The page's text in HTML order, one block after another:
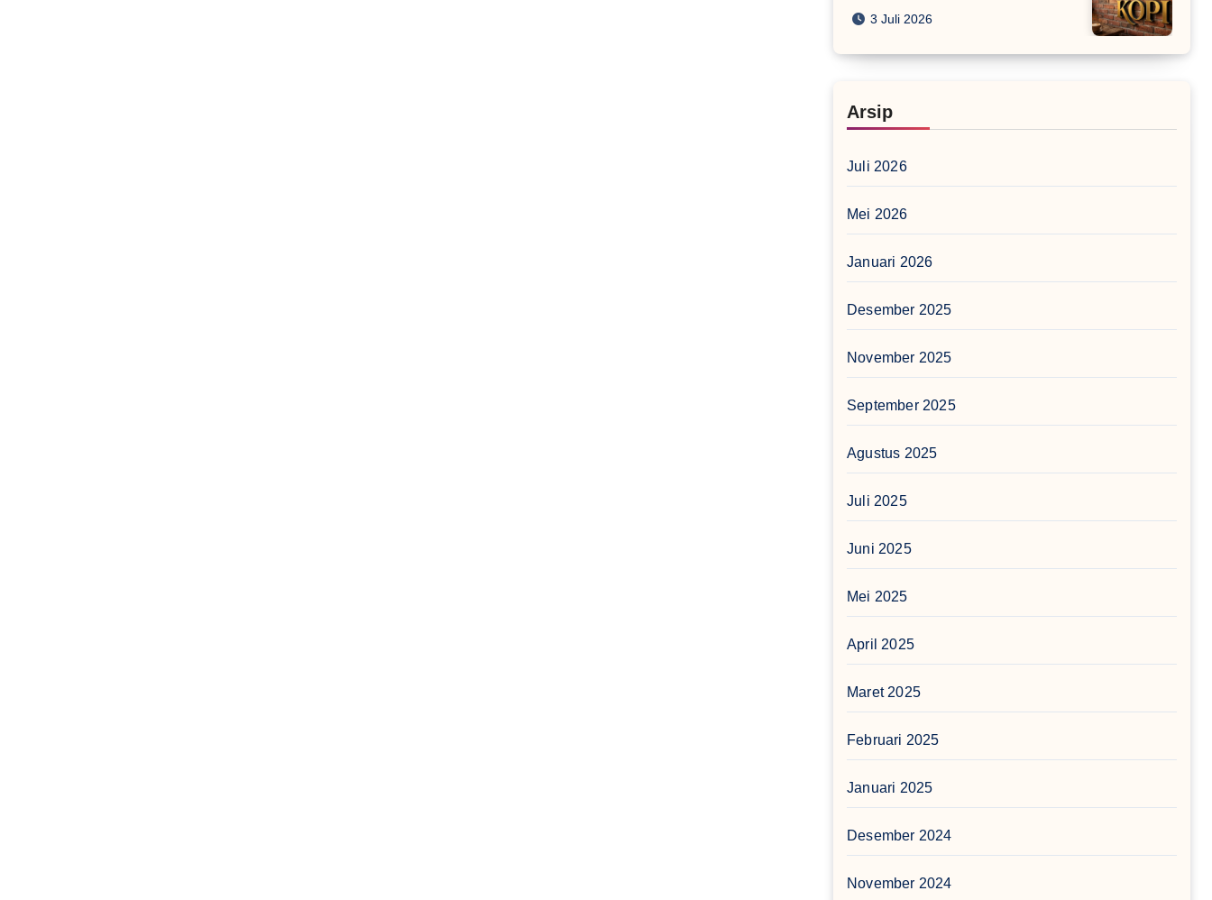
3 Juli 2026
Arsip
Juli 2026
Mei 2026
Januari 2026
Desember 2025
November 2025
September 2025
Agustus 2025
Juli 2025
Juni 2025
Mei 2025
April 2025
Maret 2025
Februari 2025
Januari 2025
Desember 2024
November 2024